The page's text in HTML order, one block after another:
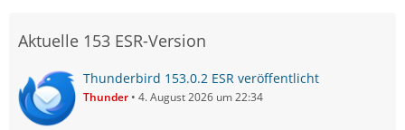
Aktuelle 153 ESR-Version
Thunderbird 153.0.2 ESR veröffentlicht
Thunder 4. August 2026 um 22:34